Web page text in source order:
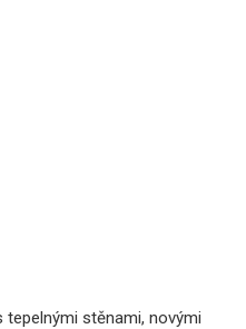
tepelnými stěnami, novými